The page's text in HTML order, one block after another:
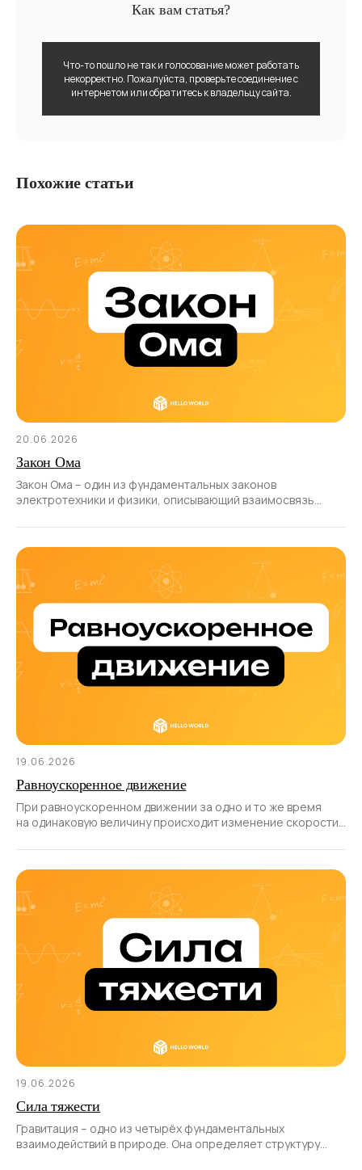
Как вам статья?
Что-то пошло не так и голосование может работать
некорректно. Пожалуйста, проверьте соединение с
интернетом или обратитесь к владельцу сайта.
Похожие статьи
20.06.2026
Закон Ома
Закон Ома – один из фундаментальных законов
электротехники и физики, описывающий взаимосвязь
19.06.2026
Равноускоренное движение
При равноускоренном движении за одно и то же время
на одинаковую величину происходит изменение скорости
19.06.2026
Сила тяжести
Гравитация – одно из четырёх фундаментальных
взаимодействий в природе. Она определяет структуру